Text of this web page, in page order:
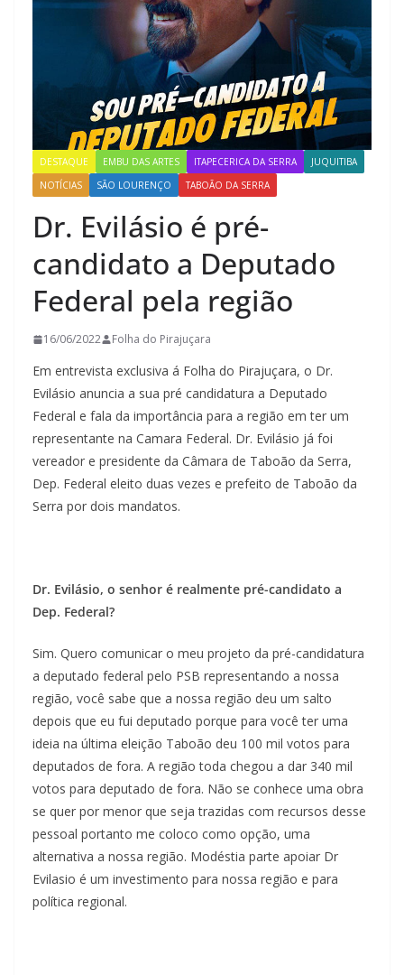
DESTAQUE EMBU DAS ARTES ITAPECERICA DA SERRA
JUQUITIBA
NOTÍCIAS
SÃO LOURENÇO TABOÃO DA SERRA
Dr. Evilásio é pré-
candidato a Deputado
Federal pela região
16/06/2022 Folha do Pirajuçara
Em entrevista exclusiva á Folha do Pirajuçara, o Dr.
Evilásio anuncia a sua pré candidatura a Deputado
Federal e fala da importância para a região em ter um
representante na Camara Federal. Dr. Evilásio já foi
vereador e presidente da Câmara de Taboão da Serra,
Dep. Federal eleito duas vezes e prefeito de Taboão da
Serra por dois mandatos.
Dr. Evilásio, o senhor é realmente pré-candidato a
Dep. Federal?
Sim. Quero comunicar o meu projeto da pré-candidatura
a deputado federal pelo PSB representando a nossa
região, você sabe que a nossa região deu um salto
depois que eu fui deputado porque para você ter uma
ideia na última eleição Taboão deu 100 mil votos para
deputados de fora. A região toda chegou a dar 340 mil
votos para deputado de fora. Não se conhece uma obra
se quer por menor que seja trazidas com recursos desse
pessoal portanto me coloco como opção, uma
alternativa a nossa região. Modéstia parte apoiar Dr
Evilasio é um investimento para nossa região e para
política regional.